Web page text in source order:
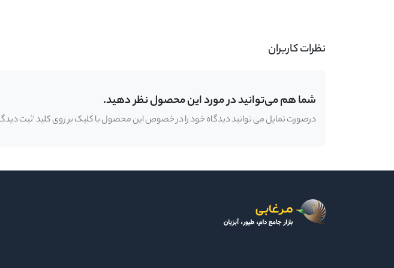
نظرات کاربران
شما هم می‌توانید در مورد این محصول نظر دهید.
درصورت تمایل می توانید دیدگاه خود را در خصوص این محصول با کلیک بر روی کلید 'ثبت